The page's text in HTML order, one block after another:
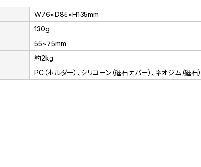
W76×D85×H135mm
130g
55~75mm
約2kg
PC（ホルダー）、シリコーン（磁石カバー）、ネオジム（磁石